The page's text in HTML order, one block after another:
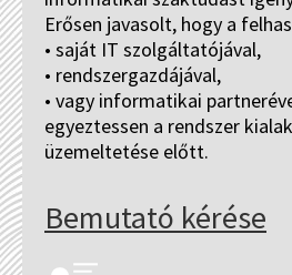
Erősen javasolt, hogy a
• saját IT szolgáltatójával,
• rendszergazdájával,
• vagy informatikai
egyeztessen a rendszer
üzemeltetése előtt.
Bemutató kérése